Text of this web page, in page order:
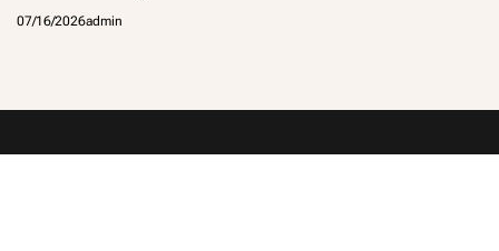
07/16/2026admin